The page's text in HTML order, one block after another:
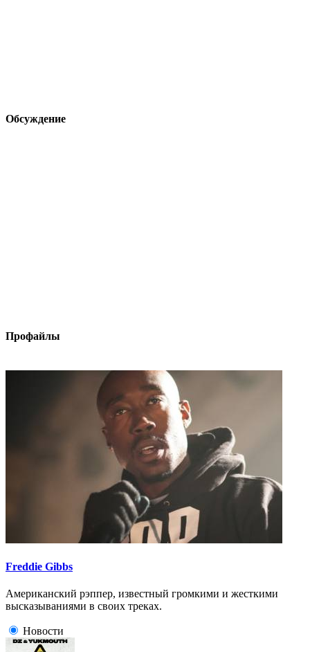
Обсуждение
Профайлы
Freddie Gibbs
Американский рэппер, известный громкими и жесткими
высказываниями в своих треках.
Новости